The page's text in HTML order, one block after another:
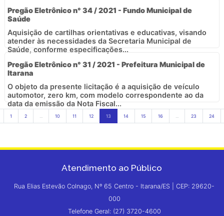
Pregão Eletrônico n° 34 / 2021 - Fundo Municipal de
Saúde
Aquisição de cartilhas orientativas e educativas, visando
atender às necessidades da Secretaria Municipal de
Saúde, conforme especificações...
Pregão Eletrônico n° 31 / 2021 - Prefeitura Municipal de
Itarana
O objeto da presente licitação é a aquisição de veículo
automotor, zero km, com modelo correspondente ao da
data da emissão da Nota Fiscal...
1 2 10 11 12 13 14 15 16 23 24
Atendimento ao Público
Rua Elias Estevão Colnago, Nº 65 Centro - Itarana/ES | CEP: 29620-
000
Telefone Geral: (27) 3720-4600